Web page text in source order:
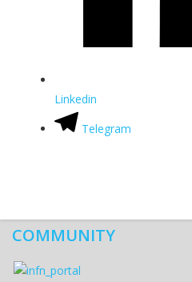
Linkedin
Telegram
COMMUNITY